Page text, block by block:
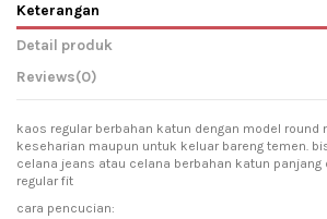
Keterangan
Detail produk
Reviews(0)
kaos regular berbahan katun dengan model round
keseharian maupun untuk keluar bareng temen.
celana jeans atau celana berbahan katun
regular fit
cara pencucian: